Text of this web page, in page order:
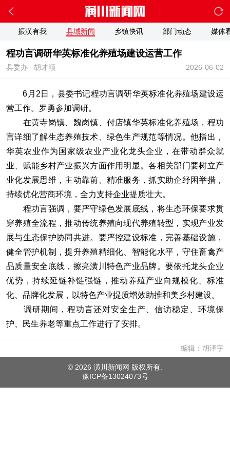
振潢有我 县域新闻 乡镇快讯 部门动态 媒体
程功言调研华英标准化养殖场建设运营工作
2026-06-02
县委办 胡才顺
6月2日，县委书记程功言调研华英标准化养殖场建设运
营工作。罗勇参加调研。
在黄寺岗镇、魏岗镇、付店镇华英标准化养殖场，程功
言详细了解生态养殖技术、绿色生产规范等情况。他指出，
华英农业作为国家级农业产业化龙头企业，在带动群众就
业、赋能乡村产业振兴方面作用明显。各相关部门要树立产
业化发展思维，主动靠前、精准服务，抓实助企纾困举措，
持续优化营商环境，全力支持企业提质壮大。
程功言强调，要严守绿色发展底线，将生态环保要求贯
穿养殖全流程，推动传统养殖向现代养殖转型，实现产业发
展与生态保护协同共进。要严控建设标准，完善基础设施，
健全管护机制，提升养殖精细化、智能化水平，守住畜禽产
品质量安全底线，擦亮潢川特色产业品牌。要依托龙头企业
优势，持续延链补链强链，推动养殖产业向规模化、标准
化、品牌化发展，以特色产业提质增效助推和美乡村建设。
调研期间，程功言还对安全生产、信访稳定、环境保
护、民生养老等重点工作进行了安排。
编辑：胡泽宇
© 2026 潢川新闻网 版权所有.
豫ICP备13024073号